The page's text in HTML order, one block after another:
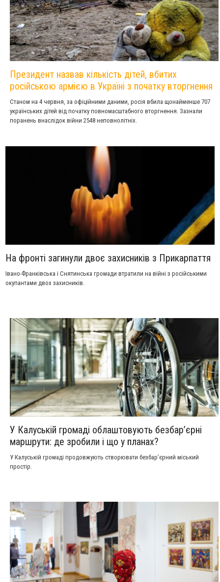
Президент назвав кількість дітей, вбитих
російською армією в Україні з початку вторгнення
Станом на 4 червня, за офіційними даними, росія вбила щонайменше 707
українських дітей від початку повномасштабного вторгнення. Зазнали
поранень внаслідок війни 2548 неповнолітніх.
На фронті загинули двоє захисників з Прикарпаття
Івано-Франківська і Снятинська громади втратили на війні з російськими
окупантами двох захисників.
У Калуській громаді облаштовують безбар’єрні
маршрути: де зробили і що у планах?
У Калуській громаді продовжують створювати безбар’єрний міський
простір.